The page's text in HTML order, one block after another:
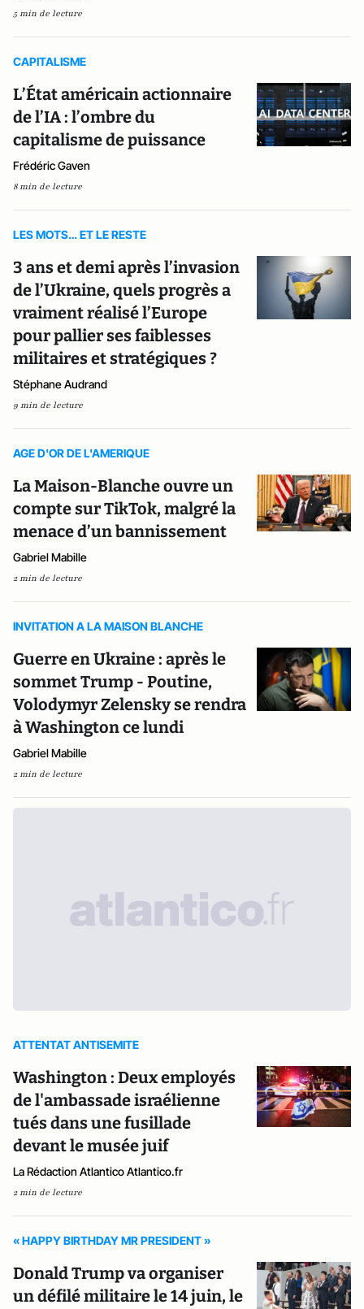
5 min de lecture
CAPITALISME
L’État américain actionnaire
de l’IA : l’ombre du
capitalisme de puissance
Frédéric Gaven
8 min de lecture
LES MOTS… ET LE RESTE
3 ans et demi après l’invasion
de l’Ukraine, quels progrès a
vraiment réalisé l’Europe
pour pallier ses faiblesses
militaires et stratégiques ?
Stéphane Audrand
9 min de lecture
AGE D'OR DE L'AMERIQUE
La Maison-Blanche ouvre un
compte sur TikTok, malgré la
menace d’un bannissement
Gabriel Mabille
2 min de lecture
INVITATION A LA MAISON BLANCHE
Guerre en Ukraine : après le
sommet Trump - Poutine,
Volodymyr Zelensky se rendra
à Washington ce lundi
Gabriel Mabille
2 min de lecture
ATTENTAT ANTISEMITE
Washington : Deux employés
de l'ambassade israélienne
tués dans une fusillade
devant le musée juif
La Rédaction Atlantico Atlantico.fr
2 min de lecture
« HAPPY BIRTHDAY MR PRESIDENT »
Donald Trump va organiser
un défilé militaire le 14 juin, le